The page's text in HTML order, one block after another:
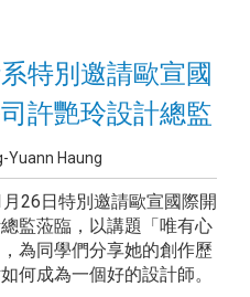
特別邀請歐宣國
許艷玲設計總監
Yuann Haung
26日特別邀請歐宣國際開
監蒞臨，以講題 「 唯有心
為同學們分享她的創作歷
何成為一個好的設計師。